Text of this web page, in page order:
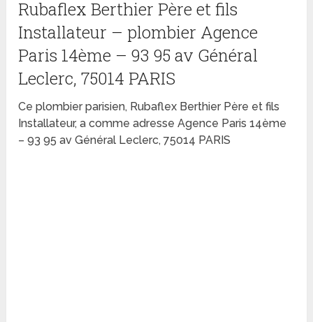
Rubaflex Berthier Père et fils
Installateur – plombier Agence
Paris 14ème – 93 95 av Général
Leclerc, 75014 PARIS
Ce plombier parisien, Rubaflex Berthier Père et fils
Installateur, a comme adresse Agence Paris 14ème
– 93 95 av Général Leclerc, 75014 PARIS